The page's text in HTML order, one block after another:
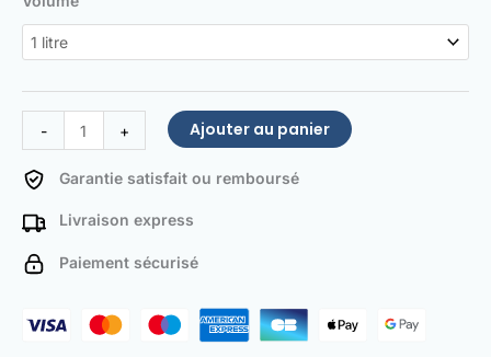
-
de
Facade
+ Ajouter au panier
Garantie satisfait ou remboursé
Livraison express
Paiement sécurisé